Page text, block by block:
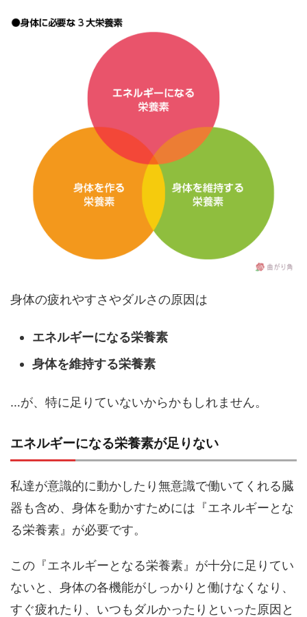
身体の疲れやすさやダルさの原因は
エネルギーになる栄養素
身体を維持する栄養素
…が、特に足りていないからかもしれません。
エネルギーになる栄養素が足りない
私達が意識的に動かしたり無意識で働いてくれる臓
器も含め、身体を動かすためには『エネルギーとな
る栄養素』が必要です。
この『エネルギーとなる栄養素』が十分に足りてい
ないと、身体の各機能がしっかりと働けなくなり、
すぐ疲れたり、いつもダルかったりといった原因と